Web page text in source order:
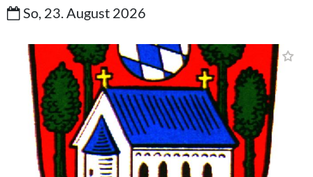
So, 23. August 2026